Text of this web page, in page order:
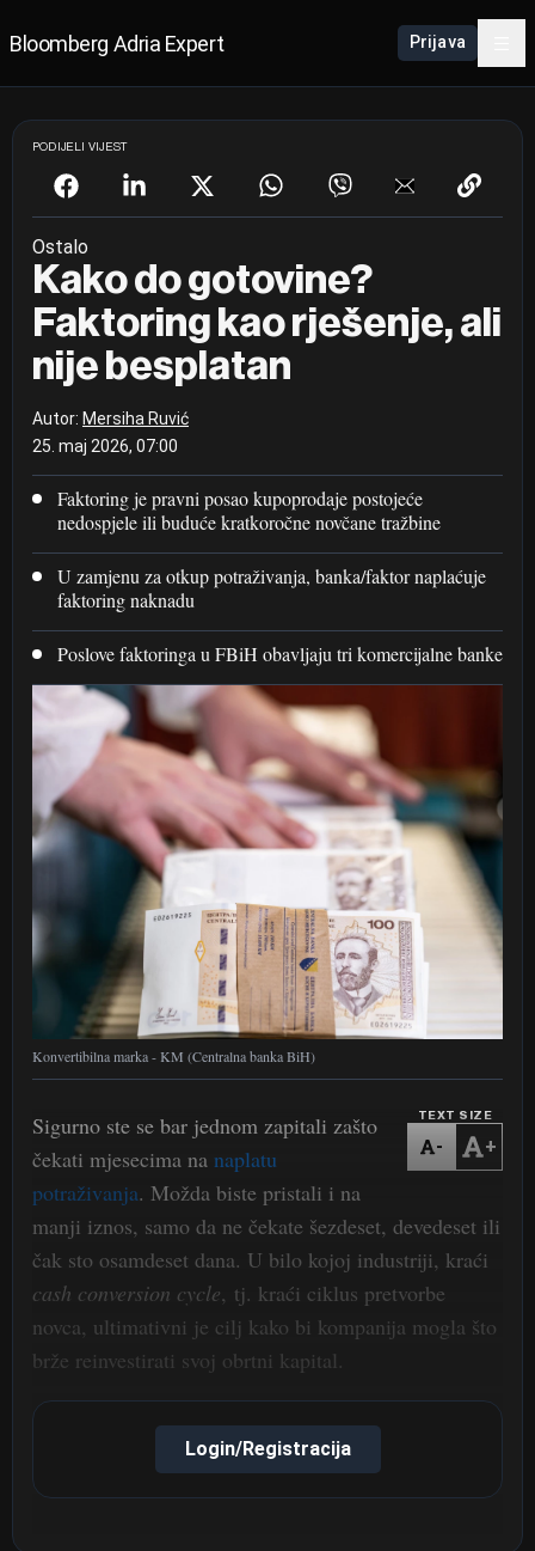
Bloomberg Adria Expert Prijava
PODIJELI VIJEST
Ostalo
Kako do gotovine?
Faktoring kao rješenje, ali
nije besplatan
Autor: Mersiha Ruvić
25. maj 2026, 07:00
Faktoring je pravni posao kupoprodaje postojeće
nedospjele ili buduće kratkoročne novčane tražbine
U zamjenu za otkup potraživanja, banka/faktor naplaćuje
faktoring naknadu
Poslove faktoringa u FBiH obavljaju tri komercijalne banke
Konvertibilna marka - KM (Centralna banka BiH)
TEXT SIZE
- +
Sigurno ste se bar jednom zapitali zašto
čekati mjesecima na naplatu
potraživanja. Možda biste pristali i na
manji iznos, samo da ne čekate šezdeset, devedeset ili
čak sto osamdeset dana. U bilo kojoj industriji, kraći
cash conversion cycle, tj. kraći ciklus pretvorbe
novca, ultimativni je cilj kako bi kompanija mogla što
brže reinvestirati svoj obrtni kapital.
Login/Registracija